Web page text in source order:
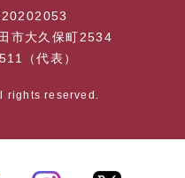
市大久保町2534
（代表）
rights reserved.